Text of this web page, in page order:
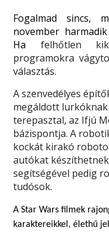
Fogalmad sincs,
november
Ha felhőtlen
programokra
választás.
A szenvedélyes
megáldott
terepasztal, az Ifjú
bázispontja. A
kockát kirakó
autókat
segítségével pedig
tudósok.
A Star Wars filmek
karaktereikkel, élethű